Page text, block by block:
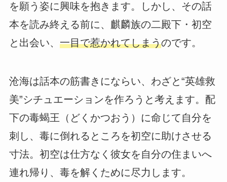
を願う姿に興味を抱きます。しかし、その話
本を読み終える前に、麒麟族の二殿下・初空
と出会い、 一目で惹かれてしまうのです。
沧海は話本の筋書きにならい、わざと“英雄救
美”シチュエーションを作ろうと考えます。配
下の毒蝎王（どくかつおう）に命じて自分を
刺し、毒に倒れるところを初空に助けさせる
寸法。初空は仕方なく彼女を自分の住まいへ
連れ帰り、毒を解くために尽力します。